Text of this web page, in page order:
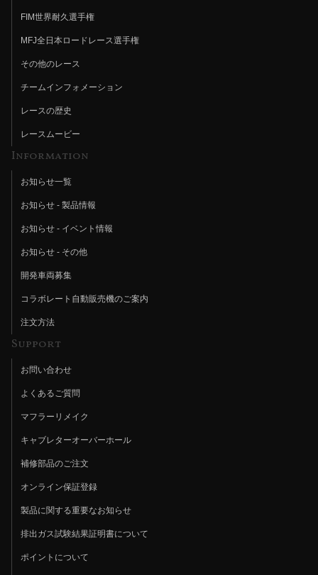
FIM世界耐久選手権
MFJ全日本ロードレース選手権
その他のレース
チームインフォメーション
レースの歴史
レースムービー
Information
お知らせ一覧
お知らせ - 製品情報
お知らせ - イベント情報
お知らせ - その他
開発車両募集
コラボレート自動販売機のご案内
注文方法
Support
お問い合わせ
よくあるご質問
マフラーリメイク
キャブレターオーバーホール
補修部品のご注文
オンライン保証登録
製品に関する重要なお知らせ
排出ガス試験結果証明書について
ポイントについて